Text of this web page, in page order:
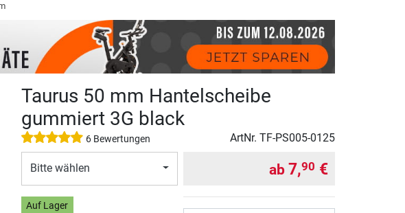
Taurus 50 mm Hantelscheibe
gummiert 3G black
6 Bewertungen ArtNr. TF-PS005-0125
Bitte wählen
Auf Lager
ab 7,90 €